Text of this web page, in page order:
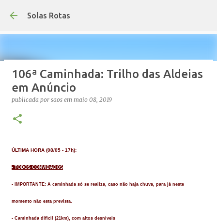
Solas Rotas
Os Solas Rotas estão de férias
publicada porsaos emjulho 03, 2026
106ª Caminhada: Trilho das Aldeias
em Anúncio
publicada por saos em maio 08, 2019
ÚLTIMA HORA (08/05 - 17h):
- TODOS CONVIDADOS
- IMPORTANTE: A caminhada só se realiza, caso não haja chuva, para já neste
momento não esta prevista.
- Caminhada difícil (21km), com altos desníveis